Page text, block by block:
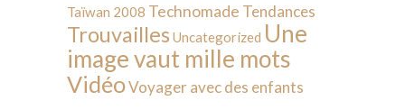
Taïwan 2008 Technomade Tendances
Trouvailles Uncategorized Une
image vaut mille mots
VidéoVoyager avec des enfants